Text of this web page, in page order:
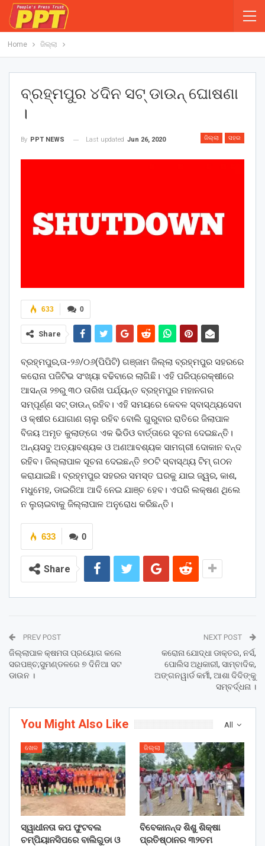
Home ଜିଲ୍ଲା
ବ୍ରହ୍ମପୁର ୪ଦିନ ସଟ୍ ଡାଉନ୍ ଘୋଷଣା
।
ଜିଲ୍ଲା ସହର
By PPT NEWS Last updated Jun 26, 2020
0
633
Share
ବ୍ରହ୍ମପୁର,ତା-୨୬/୦୬(ପିପିଟି) ଗଞ୍ଜାମ ଜିଲ୍ଲା ବ୍ରହ୍ମପୁର ସହରରେ
କରୋନା ପଜିଟିଭ ସଂଖ୍ୟା ବଢିବାରେ ଲାଗିଛି। ଏହି ପରିପ୍ରେକ୍ଷୀରେ
ଆସନ୍ତା ୨୭ରୁ ୩୦ ତାରିଖ ପର୍ଯ୍ୟନ୍ତ ବ୍ରହ୍ମପୁର ମହାନଗର
ସମ୍ପୂର୍ଣ୍ଣ ସଟ୍ ଡାଉନ୍‌ ରହିବ। ଏହି ସମୟରେ କେବଳ ସ୍ବାସ୍ଥ୍ୟସେବା
ଓ କ୍ଷୀର ଯୋଗାଣ ଚାଲୁ ରହିବ ବୋଲି ଗୁରୁବାର ରାତିରେ ଜିଲାପାଳ
ବିଜୟ ଅମୃତ କୁଲାଙ୍ଗେ ଏକ ଭିଡିଓ ବାର୍ତ୍ତାରେ ସୂଚନା ଦେଇଛନ୍ତି।
ଅନ୍ୟସବୁ ଅତ୍ୟାବଶ୍ୟକ ଓ ଅଣଆବଶ୍ୟକ ସାମଗ୍ରୀ ଦୋକାନ ବନ୍ଦ
ରହିବ। ଜିଲ୍ଲାପାଳ ସୂଚନା ଦେଇଛନ୍ତି ୭୦ଟି ସ୍ବାସ୍ଥ୍ୟ ଟିମ୍‌ ଗଠନ
କରାଯାଇଛି। ବ୍ରହ୍ମପୁର ସହରର ସମସ୍ତ ଘରକୁ ଯାଇ ଜ୍ୱର, କାଶ,
ମଧୁମେହ, ଡାଇରିଆ ଆଦି ନେଇ ଯାଞ୍ଚ ହେବ। ଏପରି ଲକ୍ଷଣ ଥିଲେ
ନ ଲୁଚାଇବାକୁ ଜିଲ୍ଲାପାଳ ଅନୁରୋଧ କରିଛନ୍ତି।
0
633
Share
PREV POST
ଜିଲ୍ଲାପାଳ କ୍ଷମତା ପ୍ରୟୋଗ କଲେ
ସରପଞ୍ଚ;ସୁମଣ୍ଡଳରେ ୭ ଦିନିଆ ସଟ
ଡାଉନ ।
NEXT POST
କରୋନା ଯୋଦ୍ଧା ଡାକ୍ତର, ନର୍ସ,
ପୋଲିସ ଅଧିକାରୀ, ସାମ୍ବାଦିକ,
ଅଙ୍ଗନୱାର୍ଡ କର୍ମୀ, ଆଶା ଦିଦିଙ୍କୁ
ସମ୍ବର୍ଦ୍ଧନା ।
All
You Might Also Like
ଖେଳ
ସ୍ୱାଧୀନତା କପ ଫୁଟବଲ
ଚମ୍ପିୟାନସିପରେ ବାଲିଗୁଡା ଓ
ଜିଲ୍ଲା
ବିବେକାନନ୍ଦ ଶିଶୁ ଶିକ୍ଷା
ପ୍ରତିଷ୍ଠାନର ୩୨ତମ